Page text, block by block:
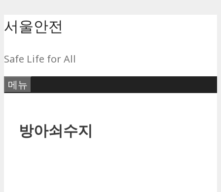
컨
로
건
너
서울안전
Safe Life for All
메뉴
방아쇠수지